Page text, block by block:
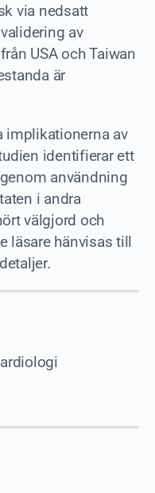
via nedsatt
av
USA och Taiwan
är
implikationerna av
identifierar ett
användning
i andra
välgjord och
läsare hänvisas till